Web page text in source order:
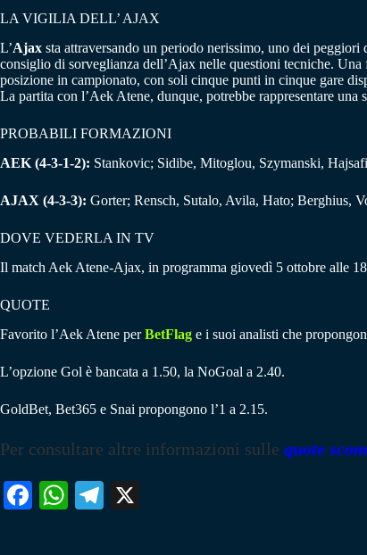
LA VIGILIA DELL’ AJAX
L’Ajax sta attraversando un periodo nerissimo, uno dei
consiglio di sorveglianza dell’Ajax nelle questioni tecniche.
posizione in campionato, con soli cinque punti in cinque gare
La partita con l’Aek Atene, dunque, potrebbe rappresentare una
PROBABILI FORMAZIONI
AEK (4-3-1-2): Stankovic; Sidibe, Mitoglou, Szymanski,
AJAX (4-3-3): Gorter; Rensch, Sutalo, Avila, Hato; Berghius,
DOVE VEDERLA IN TV
Il match Aek Atene-Ajax, in programma giovedì 5 ottobre alle
QUOTE
Favorito l’Aek Atene perBetFlag e i suoi analisti che
L’opzione Gol è bancata a 1.50, la NoGoal a 2.40.
GoldBet, Bet365 e Snai propongono l’1 a 2.15.
Per consultare altre informazioni sulle quote
Fa W
Te